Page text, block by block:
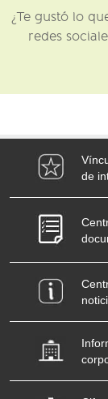
¿Te gustó lo
redes
de